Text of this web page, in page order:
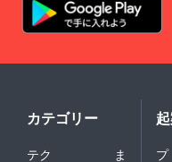
カテゴリー
テク
ま
プ